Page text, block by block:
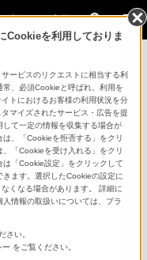
法人のお客様
に関するお問い合わせ
に関する重要なお知らせ
務用製品に関
わせ
お問い合わせ
ございます。対象の
窓口よりお問い合わ
Cookieを利用しておりま
ービスのリクエストに相当する利
、必須Cookieと呼ばれ、利用を
トにおけるお客様の利用状況を分
マイズされたサービス・広告を提
て一定の情報を収集する場合が
、「Cookieを拒否する」をクリ
「Cookieを受け入れる」をクリ
「Cookie設定」をクリックして
ます。選択したCookieの設定に
くなる場合があります。 詳細に
情報の取扱いについては、プラ
さい。
ー をご覧ください。